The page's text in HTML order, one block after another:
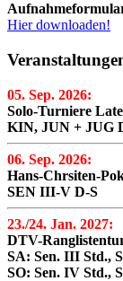
Hier downloaden!
05. Sep. 2026:
Solo-Turniere
KIN, JUN + JUG
06. Sep. 2026:
Hans-Chrsiten-
SEN III-V D-S
23./24. Jan. 2027:
DTV-
SA: Sen. III Std.,
SO: Sen. IV Std.,